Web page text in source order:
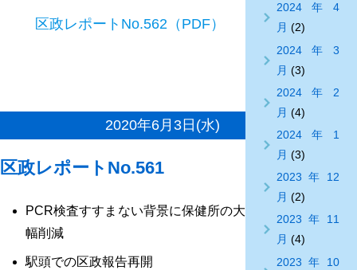
区政レポートNo.562（PDF）
2020年6月3日(水)
区政レポートNo.561
PCR検査すすまない背景に保健所の大
幅削減
駅頭での区政報告再開
2024年4
月 (2)
2024年3
月 (3)
2024年2
月 (4)
2024年1
月 (3)
2023年12
月 (2)
2023年11
月 (4)
2023年10